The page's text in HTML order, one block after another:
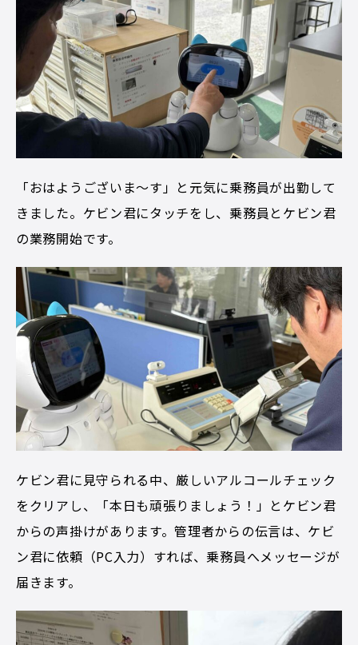
「おはようございま～す」と元気に乗務員が出勤して
きました。ケビン君にタッチをし、乗務員とケビン君
の業務開始です。
ケビン君に見守られる中、厳しいアルコールチェック
をクリアし、「本日も頑張りましょう！」とケビン君
からの声掛けがあります。管理者からの伝言は、ケビ
ン君に依頼（PC入力）すれば、乗務員へメッセージが
届きます。